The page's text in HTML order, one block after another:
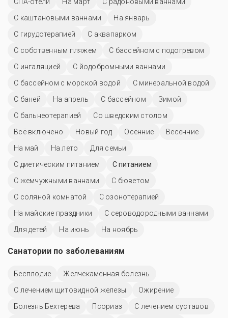
СПА-отели На март
С радоновыми ваннами
С каштановыми ваннами
На январь
С гирудотерапией
С аквапарком
С собственным пляжем
С бассейном с подогревом
С ингаляцией
С йодобромными ваннами
С бассейном с морской водой
С минеральной водой
С баней
На апрель C бассейном
Зимой
С бальнеотерапией
Со шведским столом
Всё включено
Новый год Осенние
Весенние
На май
На лето
Для семьи
С диетическим питанием
С питанием
С жемчужными ваннами
С бюветом
С соляной комнатой
С озонотерапией
На майские праздники
С сероводородными ваннами
Для детей
На июнь На ноябрь
Санатории по заболеваниям
Бесплодие
Желчекаменная болезнь
С лечением щитовидной железы
Ожирение
Болезнь Бехтерева
Псориаз
С лечением суставов